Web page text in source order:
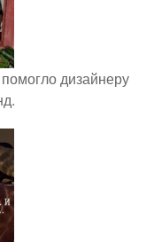
дизайнеру